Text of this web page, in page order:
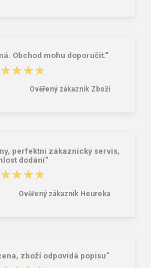
Obchod mohu doporučit.“
Ověřený zákazník Zboží
perfektní zákaznický servis,
dodání“
Ověřený zákazník Heureka
zboží odpovídá popisu“